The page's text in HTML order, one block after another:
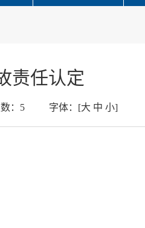
责任认定
： 5 字体： [大 中 小]